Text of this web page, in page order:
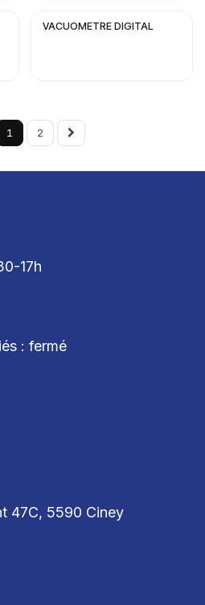
VACUOMETRE DIGITAL
1 2
17h
16h
: fermé
47C, 5590 Ciney